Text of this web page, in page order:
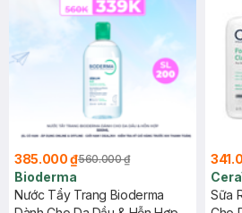
385.000 ₫560.000 ₫
Bioderma
Nước Tẩy Trang Bioderma
Sữa